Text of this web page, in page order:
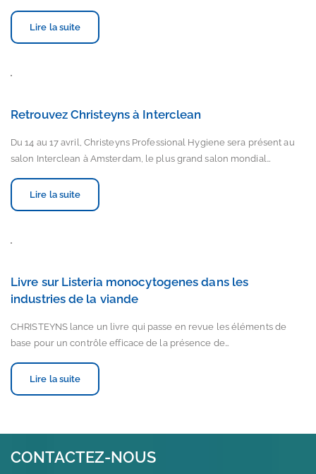
Lire la suite
Retrouvez Christeyns à Interclean
Du 14 au 17 avril, Christeyns Professional Hygiene sera présent au
salon Interclean à Amsterdam, le plus grand salon mondial…
Lire la suite
Livre sur Listeria monocytogenes dans les
industries de la viande
CHRISTEYNS lance un livre qui passe en revue les éléments de
base pour un contrôle efficace de la présence de…
Lire la suite
CONTACTEZ-NOUS